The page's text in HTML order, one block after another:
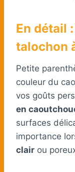
En détail
talochon
Petite
couleur du
vos goûts
en
surfaces
importance
clair ou